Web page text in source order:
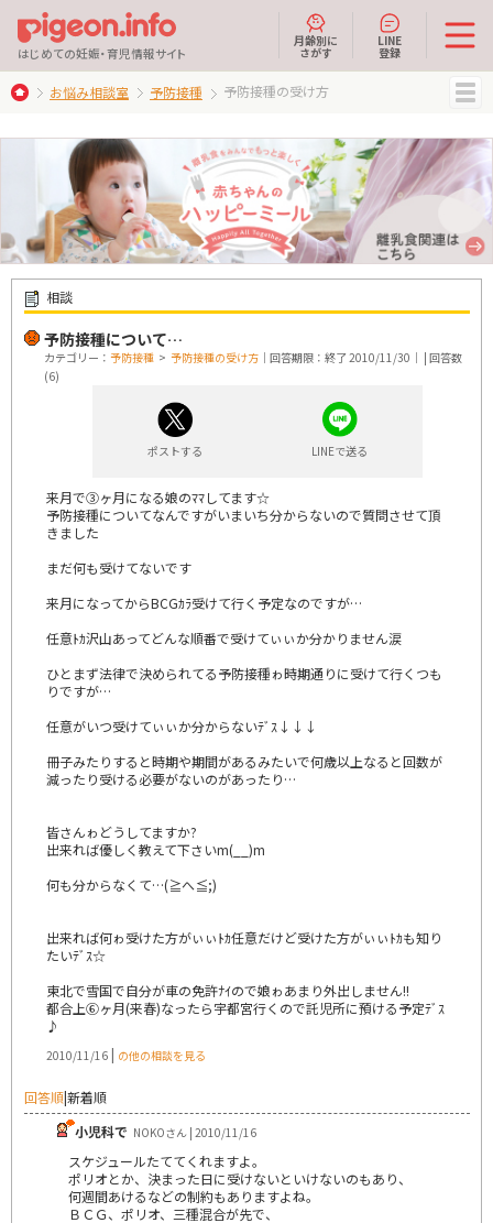
はじめての妊娠・育児情報サイト
月齢別に
さがす
LINE
登録
お悩み相談室 予防接種 予防接種の受け方
相談
予防接種について…
カテゴリー： 予防接種 > 予防接種の受け方 ｜回答期限：終了 2010/11/30｜ | 回答数
(6)
ポストする LINEで送る
来月で③ヶ月になる娘のﾏﾏしてます☆
予防接種についてなんですがいまいち分からないので質問させて頂
きました
まだ何も受けてないです
来月になってからBCGｶﾗ受けて行く予定なのですが…
任意ﾄｶ沢山あってどんな順番で受けてぃぃか分かりません涙
ひとまず法律で決められてる予防接種ゎ時期通りに受けて行くつも
りですが…
任意がいつ受けてぃぃか分からないﾃﾞｽ↓↓↓
冊子みたりすると時期や期間があるみたいで何歳以上なると回数が
減ったり受ける必要がないのがあったり…
皆さんゎどうしてますか?
出来れば優しく教えて下さいm(__)m
何も分からなくて…(≧へ≦;)
出来れば何ゎ受けた方がぃぃﾄｶ任意だけど受けた方がぃぃﾄｶも知り
たいﾃﾞｽ☆
東北で雪国で自分が車の免許ﾅｲので娘ゎあまり外出しません!!
都合上⑥ヶ月(来春)なったら宇都宮行くので託児所に預ける予定ﾃﾞｽ
♪
2010/11/16 | の他の相談を見る
回答順|新着順
小児科で NOKOさん | 2010/11/16
スケジュールたててくれますよ。
ポリオとか、決まった日に受けないといけないのもあり、
何週間あけるなどの制約もありますよね。
ＢＣＧ、ポリオ、三種混合が先で、